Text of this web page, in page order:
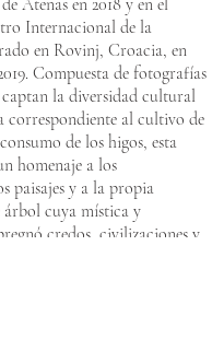
Atenas en 2018 y en el
Internacional de la
en Rovinj, Croacia, en
Compuesta de fotografías
la diversidad cultural
correspondiente al cultivo de
de los higos, esta
homenaje a los
paisajes y a la propia
árbol cuya mística y
credos, civilizaciones y